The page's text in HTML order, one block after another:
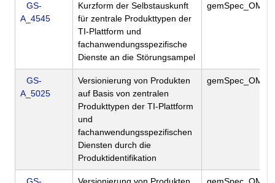
GS-
A_4545
Kurzform der Selbstauskunft
für zentrale Produkttypen der
TI-Plattform und
fachanwendungsspezifische
Dienste an die Störungsampel
gemSpec_OM
GS-
A_5025
Versionierung von Produkten
auf Basis von zentralen
Produkttypen der TI-Plattform
und
fachanwendungsspezifischen
Diensten durch die
Produktidentifikation
gemSpec_OM